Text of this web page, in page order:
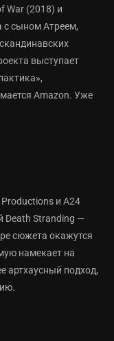
War (2018) и
с сыном Атреем,
выступает
Amazon. Уже
и A24
Death Stranding —
сюжета окажутся
намекает на
артхаусный подход,